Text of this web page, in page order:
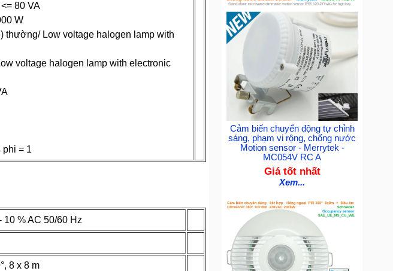
80 VA
W
thường/ Low voltage halogen lamp with
voltage halogen lamp with electronic
phi = 1
10 % AC 50/60 Hz
8 x 8 m
Cảm biến chuyển động tự chỉnh
sáng, phạm vi rộng, chống nước
Motion sensor - Merrytek -
MC054V RC A
Giá tốt nhất
Xem...